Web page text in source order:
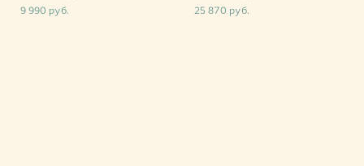
9 990 pуб.
25 870 pуб.